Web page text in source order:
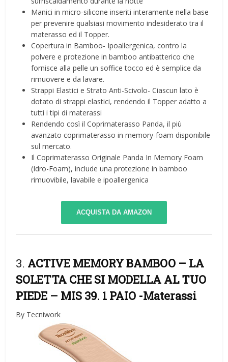
Manici in micro-silicone inseriti interamente nella base
per prevenire qualsiasi movimento indesiderato tra il
materasso ed il Topper.
Copertura in Bamboo- Ipoallergenica, contro la
polvere e protezione in bamboo antibatterico che
fornisce alla pelle un soffice tocco ed è semplice da
rimuovere e da lavare.
Strappi Elastici e Strato Anti-Scivolo- Ciascun lato è
dotato di strappi elastici, rendendo il Topper adatto a
tutti i tipi di materassi
Rendendo così il Coprimaterasso Panda, il più
avanzato coprimaterasso in memory-foam disponibile
sul mercato.
Il Coprimaterasso Originale Panda In Memory Foam
(Idro-Foam), include una protezione in bamboo
rimuovibile, lavabile e ipoallergenica
ACQUISTA DA AMAZON
3. ACTIVE MEMORY BAMBOO – LA
SOLETTA CHE SI MODELLA AL TUO
PIEDE – MIS 39. 1 PAIO -Materassi
By Tecniwork